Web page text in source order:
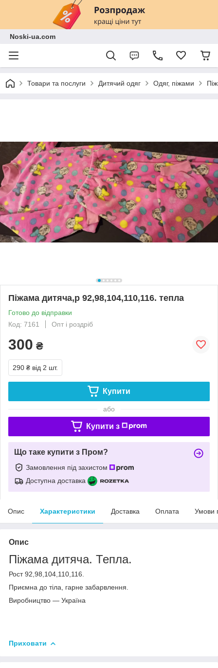
Noski-ua.com
Товари та послуги Дитячий одяг Одяг, піжами
Піжама дитяча,р 92,98,104,110,116. тепла
Готово до відправки
Код: 7161
Опт і роздріб
300 ₴
290 ₴ від 2 шт.
Купити
або
Купити з
Що таке купити з Пром?
Замовлення під захистом
Доступна доставка
Опис Характеристики Доставка Оплата Умови
Опис
Піжама дитяча. Тепла.
Рост 92,98,104,110,116.
Приємна до тіла, гарне забарвлення.
Виробництво — Україна
Приховати